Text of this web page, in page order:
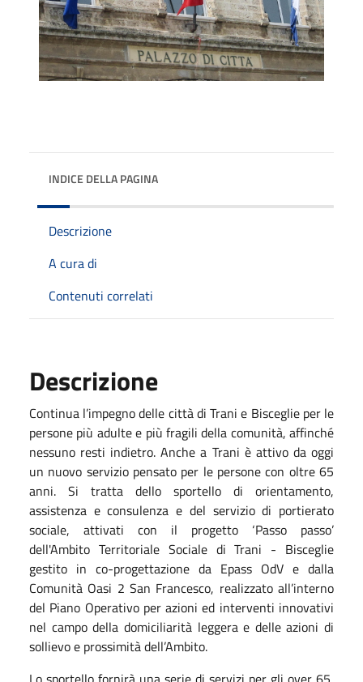
INDICE DELLA PAGINA
Descrizione
A cura di
Contenuti correlati
Descrizione
Continua l’impegno delle città di Trani e Bisceglie per le
persone più adulte e più fragili della comunità, affinché
nessuno resti indietro. Anche a Trani è attivo da oggi
un nuovo servizio pensato per le persone con oltre 65
anni. Si tratta dello sportello di orientamento,
assistenza e consulenza e del servizio di portierato
sociale, attivati con il progetto ‘Passo passo’
dell'Ambito Territoriale Sociale di Trani - Bisceglie
gestito in co-progettazione da Epass OdV e dalla
Comunità Oasi 2 San Francesco, realizzato all’interno
del Piano Operativo per azioni ed interventi innovativi
nel campo della domiciliarità leggera e delle azioni di
sollievo e prossimità dell’Ambito.